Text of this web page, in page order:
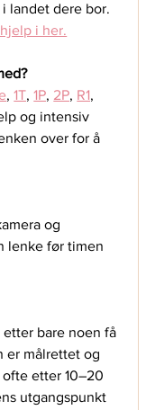
landet dere bor.
i her.
, 1T, 1P, 2P, R1,
og intensiv
over for å
og
lenke før timen
bare noen få
er målrettet og
etter 10–20
utgangspunkt